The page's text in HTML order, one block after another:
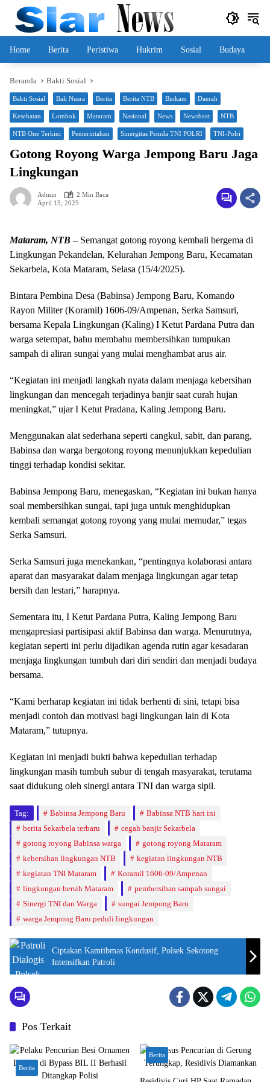
Langsung
konten
Home Berita Peristiwa Hukrim Sosial Budaya
Beranda Bakti Sosial
Bakti Sosial Bali Nusra Berita Berita NTB Binkam Daerah
Kesehatan Lombok Mataram Nasional News Newsbeat NTB
NTB One Terkini Pemerintahan Sinergitas Pemda TNI POLRI TNI-Polri
Gotong Royong Warga Jempong Baru Jaga
Lingkungan
Admin
2 Min Baca
April 15, 2025
Mataram, NTB – Semangat gotong royong kembali bergema di
Lingkungan Pekandelan, Kelurahan Jempong Baru, Kecamatan
Sekarbela, Kota Mataram, Selasa (15/4/2025).
Bintara Pembina Desa (Babinsa) Jempong Baru, Komando
Rayon Militer (Koramil) 1606-09/Ampenan, Serka Samsuri,
bersama Kepala Lingkungan (Kaling) I Ketut Pardana Putra dan
warga setempat, bahu membahu membersihkan tumpukan
sampah di aliran sungai yang mulai menghambat arus air.
“Kegiatan ini menjadi langkah nyata dalam menjaga kebersihan
lingkungan dan mencegah terjadinya banjir saat curah hujan
meningkat,” ujar I Ketut Pradana, Kaling Jempong Baru.
Menggunakan alat sederhana seperti cangkul, sabit, dan parang,
Babinsa dan warga bergotong royong menunjukkan kepedulian
tinggi terhadap kondisi sekitar.
Babinsa Jempong Baru, menegaskan, “Kegiatan ini bukan hanya
soal membersihkan sungai, tapi juga untuk menghidupkan
kembali semangat gotong royong yang mulai memudar,” tegas
Serka Samsuri.
Serka Samsuri juga menekankan, “pentingnya kolaborasi antara
aparat dan masyarakat dalam menjaga lingkungan agar tetap
bersih dan lestari,” harapnya.
Sementara itu, I Ketut Pardana Putra, Kaling Jempong Baru
mengapresiasi partisipasi aktif Babinsa dan warga. Menurutnya,
kegiatan seperti ini perlu dijadikan agenda rutin agar kesadaran
menjaga lingkungan tumbuh dari diri sendiri dan menjadi budaya
bersama.
“Kami berharap kegiatan ini tidak berhenti di sini, tetapi bisa
menjadi contoh dan motivasi bagi lingkungan lain di Kota
Mataram,” tutupnya.
Kegiatan ini menjadi bukti bahwa kepedulian terhadap
lingkungan masih tumbuh subur di tengah masyarakat, terutama
saat didukung oleh sinergi antara TNI dan warga sipil.
Tag: Babinsa Jempong Baru
Babinsa NTB hari ini
berita Sekarbela terbaru
cegah banjir Sekarbela
gotong royong Babinsa warga
gotong royong Mataram
kebersihan lingkungan NTB
kegiatan lingkungan NTB
kegiatan TNI Mataram
Koramil 1606-09/Ampenan
lingkungan bersih Mataram
pembersihan sampah sungai
Sinergi TNI dan Warga
sungai Jempong Baru
warga Jempong Baru peduli lingkungan
Ciptakan Kamtibmas Kondusif, Polsek Sekotong
Intensifkan Patroli
Pos Terkait
Berita
Berita